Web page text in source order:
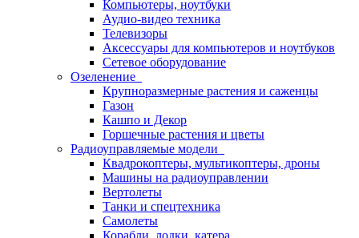
Компьютеры, ноутбуки
Аудио-видео техника
Телевизоры
Аксессуары для компьютеров и ноутбуков
Сетевое оборудование
Озеленение
Крупноразмерные растения и саженцы
Газон
Кашпо и Декор
Горшечные растения и цветы
Радиоуправляемые модели
Квадрокоптеры, мультикоптеры, дроны
Машины на радиоуправлении
Вертолеты
Танки и спецтехника
Самолеты
Корабли, лодки, катера